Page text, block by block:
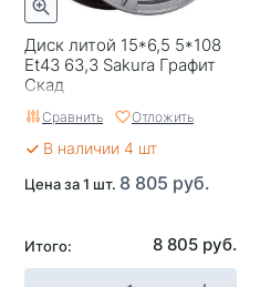
Диск литой 15*6,5 5*108
Et43 63,3 Sakura Графит
Скад
Сравнить Отложить
В наличии 4 шт
Цена за 1 шт. 8 805 руб.
Итого: 8 805 руб.